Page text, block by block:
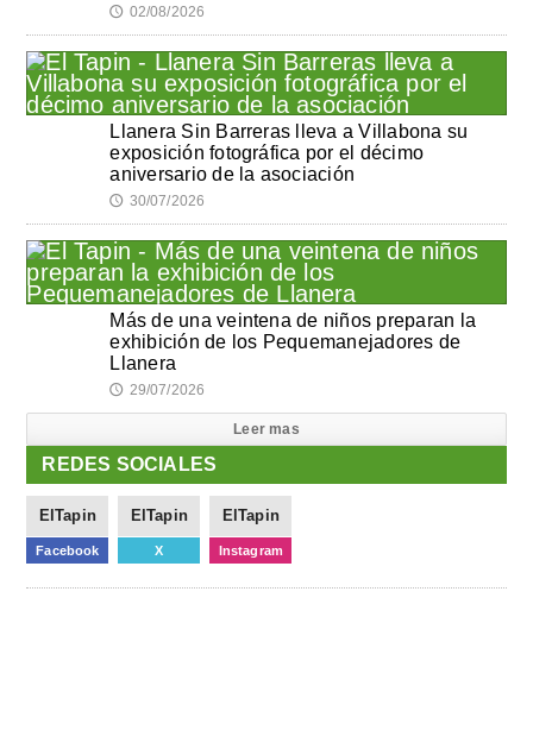
🕔 02/08/2026
Llanera Sin Barreras lleva a Villabona su
exposición fotográfica por el décimo
aniversario de la asociación
🕔 30/07/2026
Más de una veintena de niños preparan la
exhibición de los Pequemanejadores de
Llanera
🕔 29/07/2026
Leer mas
REDES SOCIALES
ElTapin
Facebook
ElTapin
X
ElTapin
Instagram